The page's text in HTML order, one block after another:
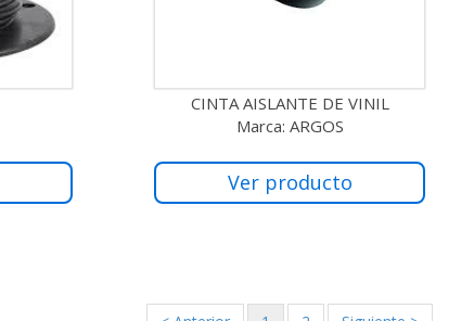
CINTA AISLANTE DE VINIL
Marca: ARGOS
Ver producto